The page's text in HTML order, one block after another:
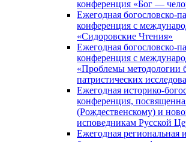
конференция «Бог —
Ежегодная богословско-
конференция с
«Сидоровские Чтения»
Ежегодная богословско-
конференция с
«Проблемы методологии
патристических
Ежегодная историко-
конференция,
(Рождественскому) и
исповедникам Русской
Ежегодная региональная